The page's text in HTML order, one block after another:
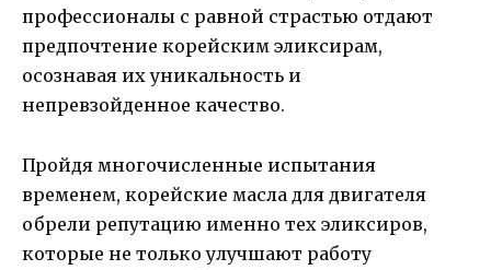
профессионалы с равной страстью отдают
предпочтение корейским эликсирам,
осознавая их уникальность и
непревзойденное качество.
Пройдя многочисленные испытания
временем, корейские масла для двигателя
обрели репутацию именно тех эликсиров,
которые не только улучшают работу